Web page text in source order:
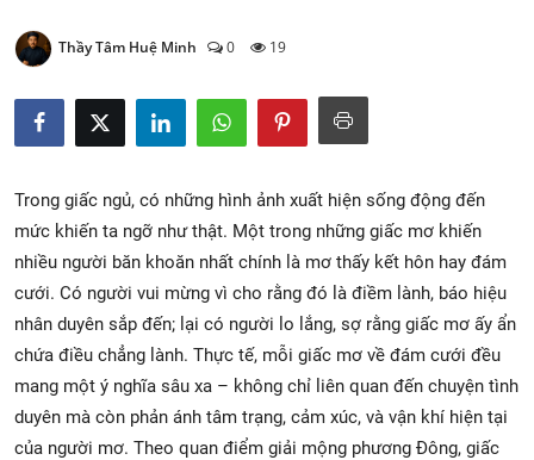
Thầy Tâm Huệ Minh 0 19
Trong giấc ngủ, có những hình ảnh xuất hiện sống động đến
mức khiến ta ngỡ như thật. Một trong những giấc mơ khiến
nhiều người băn khoăn nhất chính là mơ thấy kết hôn hay đám
cưới. Có người vui mừng vì cho rằng đó là điềm lành, báo hiệu
nhân duyên sắp đến; lại có người lo lắng, sợ rằng giấc mơ ấy ẩn
chứa điều chẳng lành. Thực tế, mỗi giấc mơ về đám cưới đều
mang một ý nghĩa sâu xa – không chỉ liên quan đến chuyện tình
duyên mà còn phản ánh tâm trạng, cảm xúc, và vận khí hiện tại
của người mơ. Theo quan điểm giải mộng phương Đông, giấc